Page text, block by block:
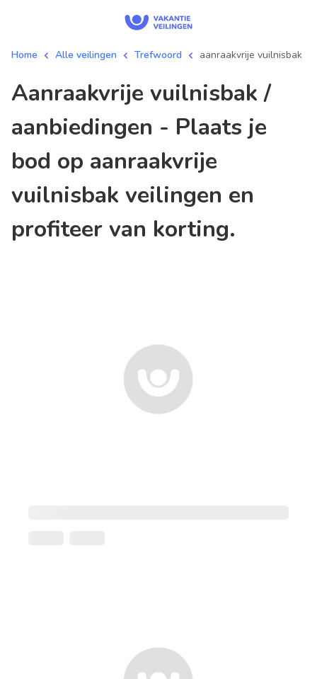
Home Alle veilingen Trefwoord aanraakvrije vuilnisbak
aanraakvrije vuilnisbak /
aanbiedingen - Plaats je
bod op aanraakvrije
vuilnisbak veilingen en
profiteer van korting.